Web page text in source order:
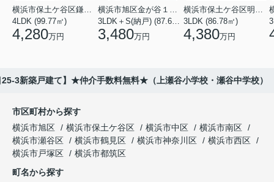
4LDK (99.77㎡)
4,280万円 3,480万円
3LDK (86.78㎡)
4,380万円
3新築戸建て】★仲介手数料無料★（上瀬谷小学校・瀬谷中学校）
市区町村から探す
横浜市旭区
横浜市保土ケ谷区 横浜市中区
横浜市南区
横浜市瀬谷区
横浜市鶴見区 横浜市神奈川区
横浜市西区
横浜市戸塚区
横浜市都筑区
町名から探す